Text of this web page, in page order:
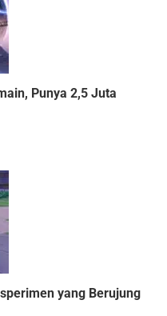
Punya 2,5 Juta
yang Berujung